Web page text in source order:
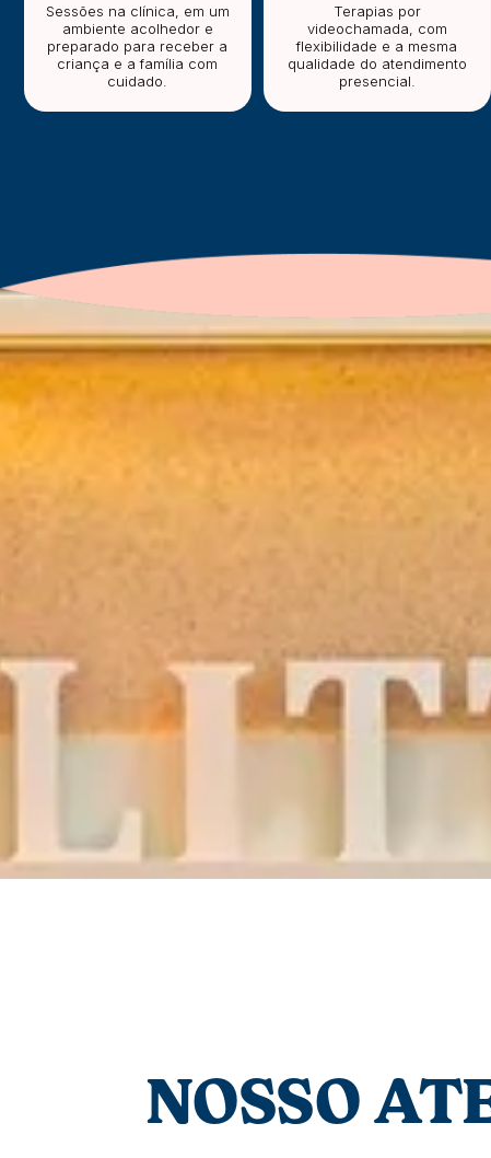
Sessões na clínica, em um
ambiente acolhedor e
preparado para receber a
criança e a família com
cuidado.
Terapias por
videochamada, com
flexibilidade e a mesma
qualidade do atendimento
presencial.
NOSSO